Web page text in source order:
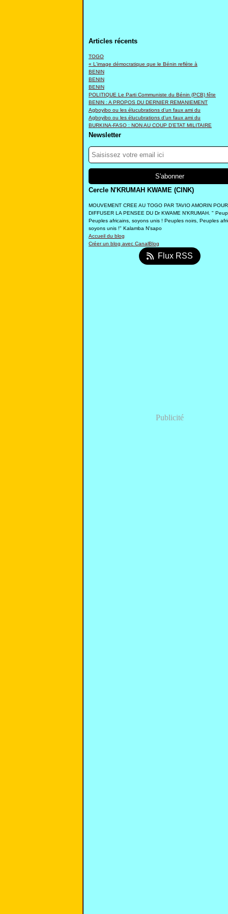
Articles récents
TOGO
« L'image démocratique que le Bénin reflète à
BENIN
BENIN
BENIN
POLITIQUE Le Parti Communiste du Bénin (PCB) fête
BENIN : A PROPOS DU DERNIER REMANIEMENT
Agboyibo ou les élucubrations d’un faux ami du
Agboyibo ou les élucubrations d’un faux ami du
BURKINA-FASO : NON AU COUP D’ETAT MILITAIRE
Newsletter
Cercle N'KRUMAH KWAME (CINK)
MOUVEMENT CREE AU TOGO PAR TAVIO AMORIN POUR
DIFFUSER LA PENSEE DU Dr KWAME N'KRUMAH. "
Peuples africains, soyons unis ! Peuples noirs, Peuples
soyons unis !" Kalamba N'sapo
Accueil du blog
Créer un blog avec CanalBlog
Flux RSS
Publicité